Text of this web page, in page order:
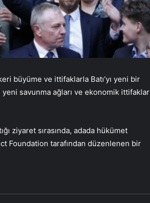
büyüme ve ittifaklarla Batı’yı yeni bir
yeni savunma ağları ve ekonomik ittifaklar
ziyaret sırasında, adada hükümet
Foundation tarafından düzenlenen bir